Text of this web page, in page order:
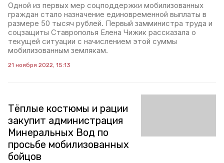
Одной из первых мер соцподдержки мобилизованных
граждан стало назначение единовременной выплаты в
размере 50 тысяч рублей. Первый замминистра труда и
соцзащиты Ставрополья Елена Чижик рассказала о
текущей ситуации с начислением этой суммы
мобилизованным землякам.
21 ноября 2022, 15:13
Тёплые костюмы и рации
закупит администрация
Минеральных Вод по
просьбе мобилизованных
бойцов